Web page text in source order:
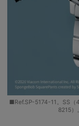
■Ref.SP-5174-11。SS（
8215